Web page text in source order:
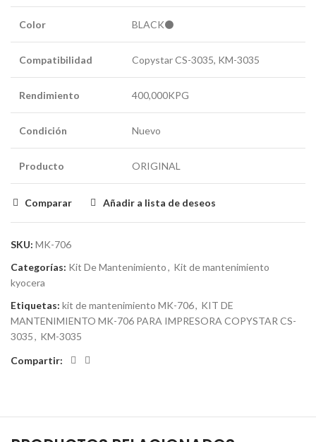
Color BLACK⚫
Compatibilidad Copystar CS-3035, KM-3035
Rendimiento 400,000KPG
Condición Nuevo
Producto ORIGINAL
Comparar Añadir a lista de deseos
SKU: MK-706
Categorías: Kit De Mantenimiento, Kit de mantenimiento
kyocera
Etiquetas: kit de mantenimiento MK-706, KIT DE
MANTENIMIENTO MK-706 PARA IMPRESORA COPYSTAR CS-
3035, KM-3035
Compartir: